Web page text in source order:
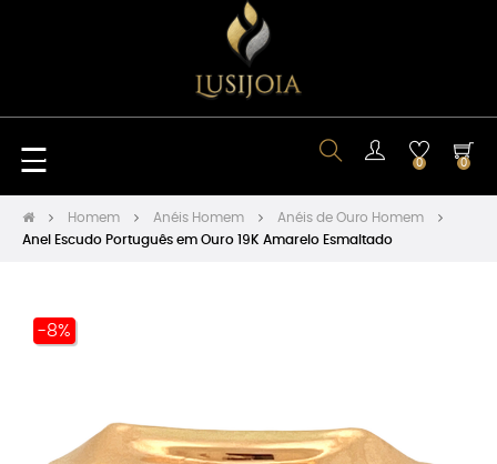
Toggle
navigation
☰ 0 0
Homem Anéis Homem
Anéis de Ouro Homem
Anel Escudo Português em Ouro 19K Amarelo Esmaltado
-8%